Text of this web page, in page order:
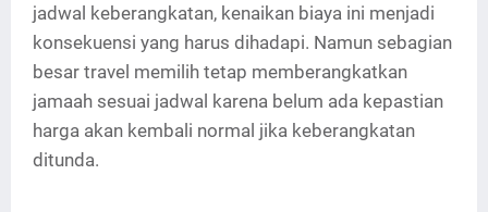
jadwal keberangkatan, kenaikan biaya ini menjadi
konsekuensi yang harus dihadapi. Namun sebagian
besar travel memilih tetap memberangkatkan
jamaah sesuai jadwal karena belum ada kepastian
harga akan kembali normal jika keberangkatan
ditunda.